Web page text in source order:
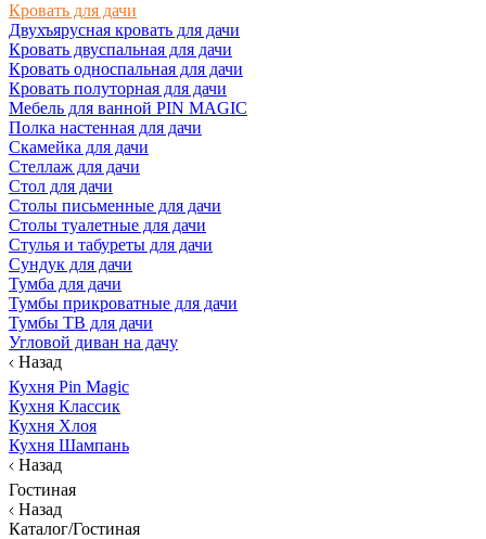
Кровать для дачи
Двухъярусная кровать для дачи
Кровать двуспальная для дачи
Кровать односпальная для дачи
Кровать полуторная для дачи
Мебель для ванной PIN MAGIC
Полка настенная для дачи
Скамейка для дачи
Стеллаж для дачи
Стол для дачи
Столы письменные для дачи
Столы туалетные для дачи
Стулья и табуреты для дачи
Сундук для дачи
Тумба для дачи
Тумбы прикроватные для дачи
Тумбы ТВ для дачи
Угловой диван на дачу
Назад
Кухня Pin Magic
Кухня Классик
Кухня Хлоя
Кухня Шампань
Назад
Гостиная
Назад
Каталог/Гостиная